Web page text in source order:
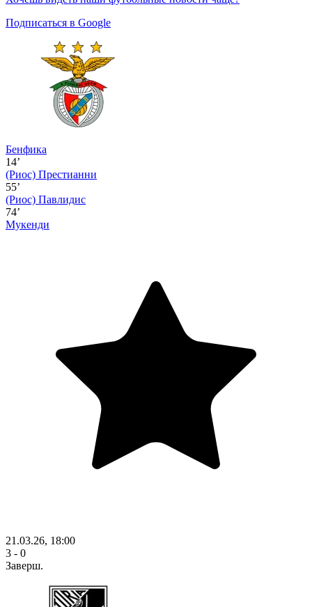
Подписаться в Google
Бенфика
14’
(Риос) Престианни
55’
(Риос) Павлидис
74’
Мукенди
21.03.26, 18:00
3 - 0
Заверш.